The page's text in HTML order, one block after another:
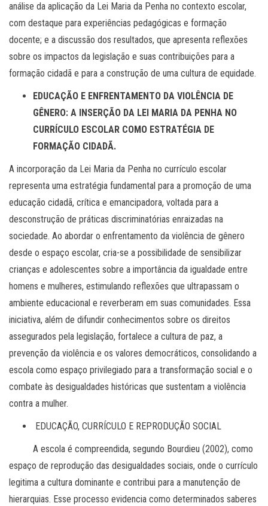
análise da aplicação da Lei Maria da Penha no contexto escolar,
com destaque para experiências pedagógicas e formação
docente; e a discussão dos resultados, que apresenta reflexões
sobre os impactos da legislação e suas contribuições para a
formação cidadã e para a construção de uma cultura de equidade.
EDUCAÇÃO E ENFRENTAMENTO DA VIOLÊNCIA DE
GÊNERO: A INSERÇÃO DA LEI MARIA DA PENHA NO
CURRÍCULO ESCOLAR COMO ESTRATÉGIA DE
FORMAÇÃO CIDADÃ.
A incorporação da Lei Maria da Penha no currículo escolar
representa uma estratégia fundamental para a promoção de uma
educação cidadã, crítica e emancipadora, voltada para a
desconstrução de práticas discriminatórias enraizadas na
sociedade. Ao abordar o enfrentamento da violência de gênero
desde o espaço escolar, cria-se a possibilidade de sensibilizar
crianças e adolescentes sobre a importância da igualdade entre
homens e mulheres, estimulando reflexões que ultrapassam o
ambiente educacional e reverberam em suas comunidades. Essa
iniciativa, além de difundir conhecimentos sobre os direitos
assegurados pela legislação, fortalece a cultura de paz, a
prevenção da violência e os valores democráticos, consolidando a
escola como espaço privilegiado para a transformação social e o
combate às desigualdades históricas que sustentam a violência
contra a mulher.
EDUCAÇÃO, CURRÍCULO E REPRODUÇÃO SOCIAL
A escola é compreendida, segundo Bourdieu (2002), como
espaço de reprodução das desigualdades sociais, onde o currículo
legitima a cultura dominante e contribui para a manutenção de
hierarquias. Esse processo evidencia como determinados saberes